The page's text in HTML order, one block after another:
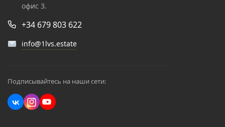
офис 3.
+34 679 803 622
info@1lvs.estate
Подписывайтесь на наши сети: